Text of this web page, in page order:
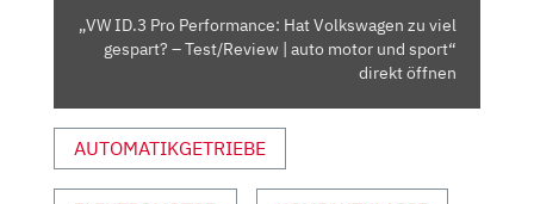
GESPART?
AUTO
MOTOR
UND
„VW ID.3 Pro Performance: Hat Volkswagen zu viel
gespart? – Test/Review | auto motor und sport“
direkt öffnen
AUTOMATIKGETRIEBE